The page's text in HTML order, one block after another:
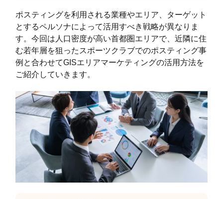
ポスティングを利用される業種やエリア、ターゲット
とするペルソナによって活用すべき戦略が異なりま
す。今回は人口密度が高い首都圏エリアで、近隣に住
む若年層を狙ったスポーツクラブでのポスティング事
例と合わせてGISエリアマーケティングの活用方法を
ご紹介していきます。